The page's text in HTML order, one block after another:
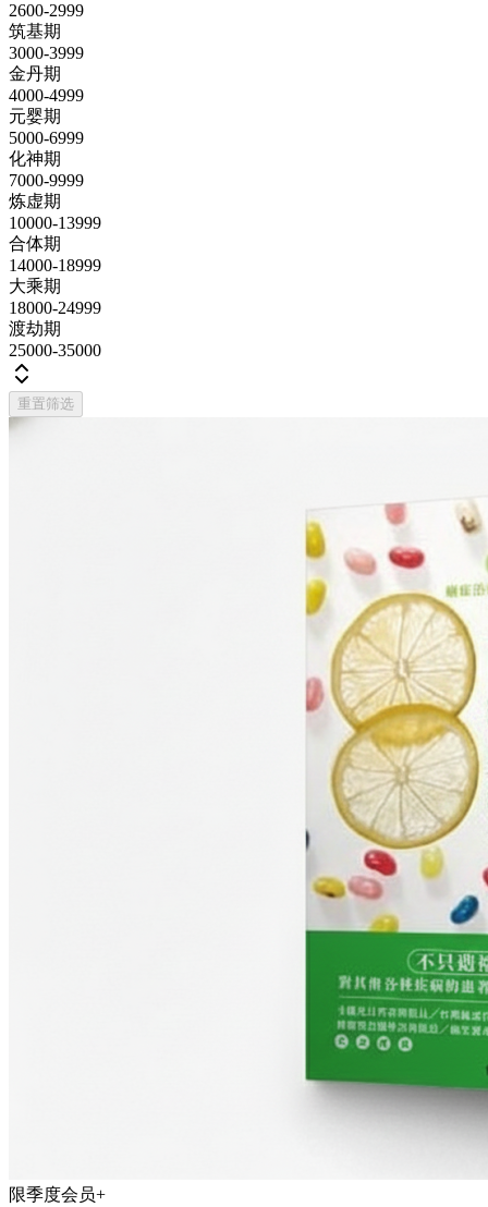
2600-2999
筑基期
3000-3999
金丹期
4000-4999
元婴期
5000-6999
化神期
7000-9999
炼虚期
10000-13999
合体期
14000-18999
大乘期
18000-24999
渡劫期
25000-35000
重置筛选
限季度会员+